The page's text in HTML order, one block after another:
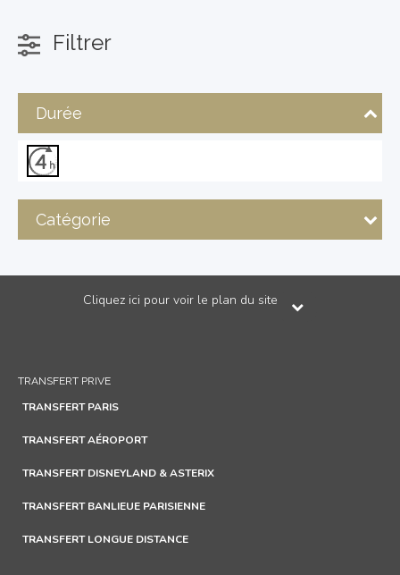
Filtrer
Durée
Catégorie
Cliquez ici pour voir le plan du site
TRANSFERT PRIVE
TRANSFERT PARIS
TRANSFERT AÉROPORT
TRANSFERT DISNEYLAND & ASTERIX
TRANSFERT BANLIEUE PARISIENNE
TRANSFERT LONGUE DISTANCE